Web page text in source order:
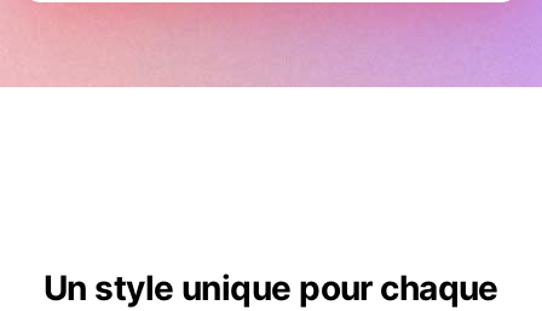
Un style unique pour chaque